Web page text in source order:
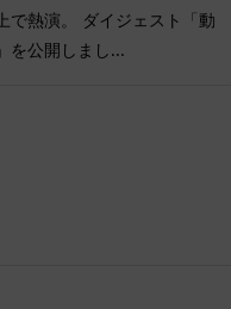
で熱演。 ダイジェスト「動
を公開しまし...